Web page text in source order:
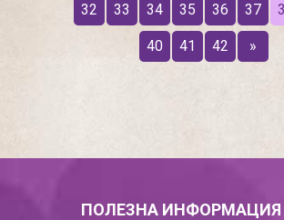
32 33 34 35 36 37
40 41 42 »
ПОЛЕЗНА ИНФОРМАЦИЯ